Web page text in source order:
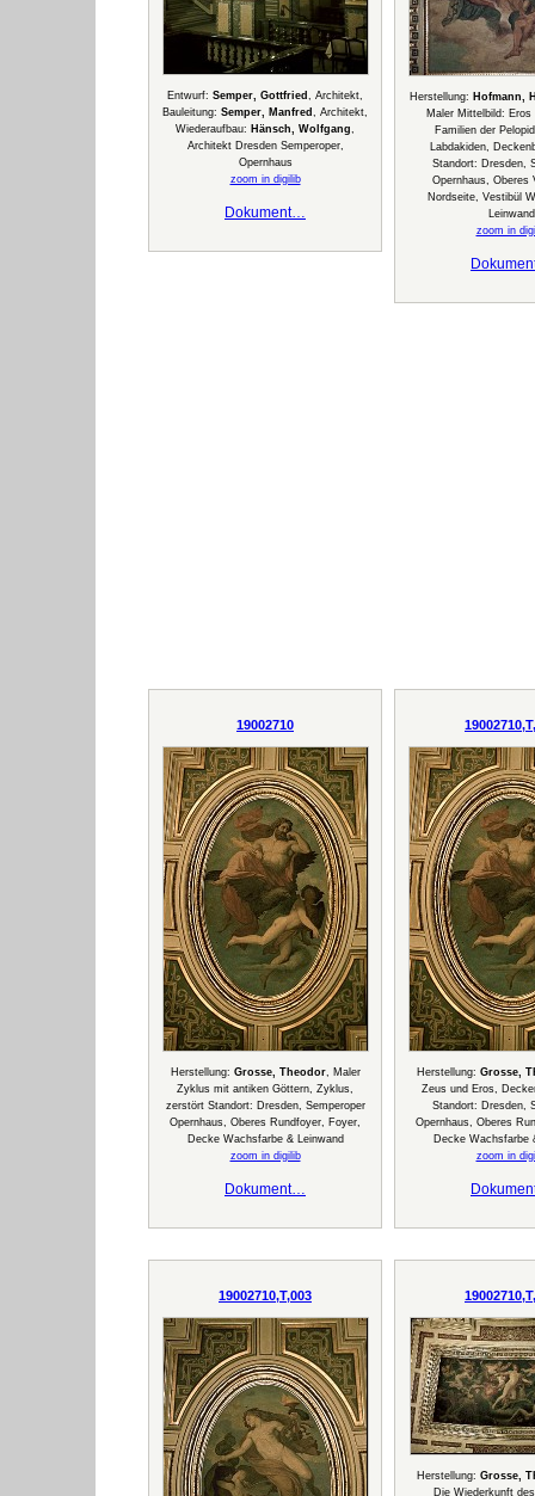
Entwurf: Semper, Gottfried , Architekt,
Bauleitung: Semper, Manfred , Architekt,
Wiederaufbau: Hänsch, Wolfgang,
Architekt Dresden Semperoper,
Opernhaus
zoom in digilib
Dokument…
Herstellung: Hofmann,
Maler Mittelbild: Eros
Familien der
Labdakiden,
Standort: Dresden,
Opernhaus, Oberes
Nordseite, Vestibül
Leinwand
zoom in
19002710
Herstellung: Grosse, Theodor, Maler
Zyklus mit antiken Göttern, Zyklus,
zerstört Standort: Dresden, Semperoper
Opernhaus, Oberes Rundfoyer, Foyer,
Decke Wachsfarbe & Leinwand
zoom in digilib
Dokument…
Herstellung: Grosse,
Zeus und Eros,
Standort: Dresden,
Opernhaus, Oberes
Decke Wachsfarbe
zoom in
19002710,T,003
Herstellung: Grosse,
Die Wiederkunft